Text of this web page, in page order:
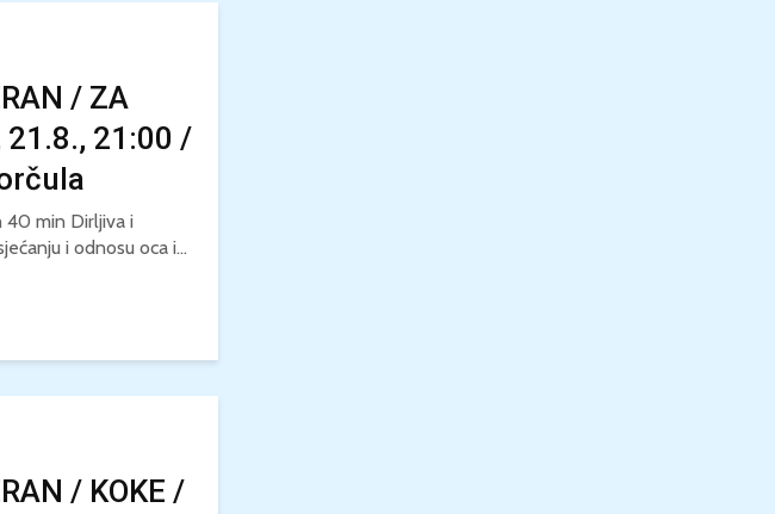
/ ZA
21.8., 21:00 /
40 min Dirljiva i
i odnosu oca i...
/ KOKE /